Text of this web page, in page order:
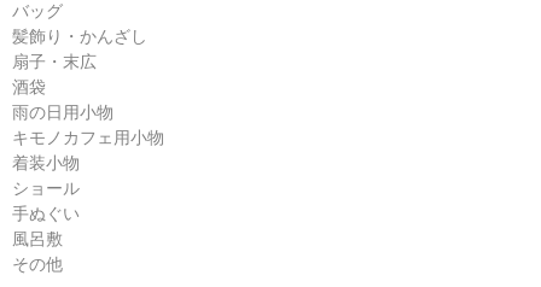
バッグ
髪飾り・かんざし
扇子・末広
酒袋
雨の日用小物
キモノカフェ用小物
着装小物
ショール
手ぬぐい
風呂敷
その他